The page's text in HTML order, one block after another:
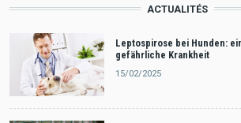
ACTUALITÉS
Leptospirose bei Hunden:
gefährliche Krankheit
15/02/2025